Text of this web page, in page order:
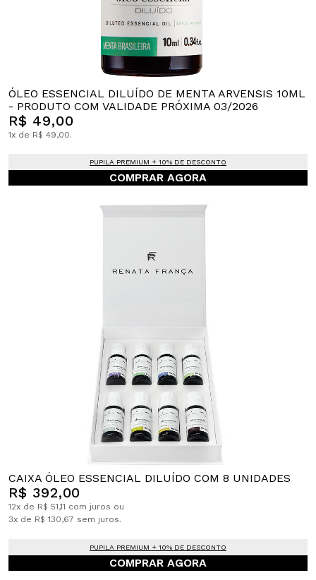
ÓLEO ESSENCIAL DILUÍDO DE MENTA ARVENSIS 10ML
- PRODUTO COM VALIDADE PRÓXIMA 03/2026
R$ 49,00
1x de R$ 49,00.
PUPILA PREMIUM + 10% DE DESCONTO
COMPRAR AGORA
CAIXA ÓLEO ESSENCIAL DILUÍDO COM 8 UNIDADES
R$ 392,00
12x de R$ 51,11 com juros ou
3x de R$ 130,67 sem juros.
PUPILA PREMIUM + 10% DE DESCONTO
COMPRAR AGORA